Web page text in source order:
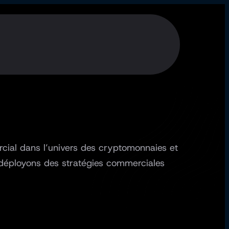
dans l’univers des cryptomonnaies et
des stratégies commerciales